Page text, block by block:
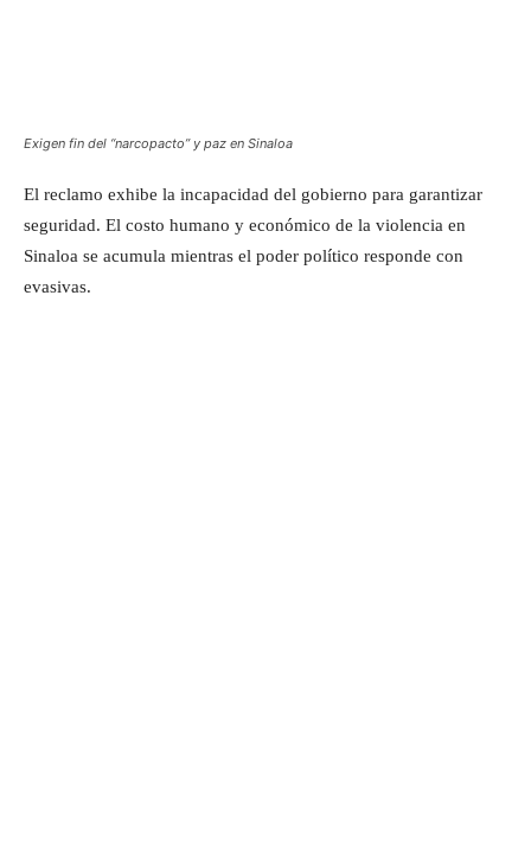
Exigen fin del “narcopacto” y paz en Sinaloa
El reclamo exhibe la incapacidad del gobierno para garantizar
seguridad. El costo humano y económico de la violencia en
Sinaloa se acumula mientras el poder político responde con
evasivas.